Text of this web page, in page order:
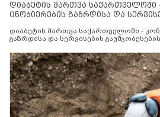
დიაბეტის მართვა საქართველოში
ცნობიერების გაზრდისა და
დიაბეტის მართვა საქართველოში -
გაზრდისა და სერვისების